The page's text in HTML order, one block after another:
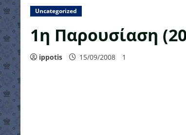
Uncategorized
1η Παρουσίαση
ippotis 15/09/2008 1